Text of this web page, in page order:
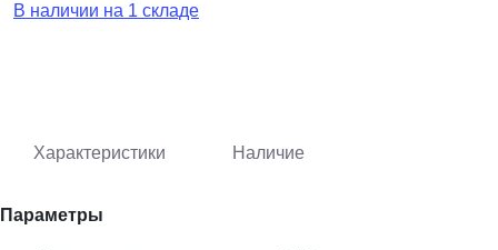
В наличии на 1 складе
Характеристики Наличие
Параметры